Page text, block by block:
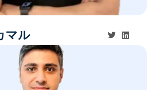
マル